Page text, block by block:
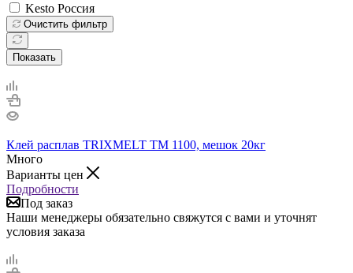
Kesto Россия
Очистить фильтр
Показать
Клей расплав TRIXMELT TM 1100, мешок 20кг
Много
Варианты цен
Подробности
Под заказ
Наши менеджеры обязательно свяжутся с вами и уточнят
условия заказа